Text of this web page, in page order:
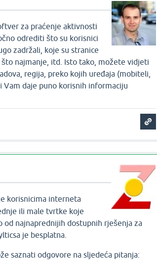
za praćenje aktivnosti
odrediti što su korisnici
zadržali, koje su stranice
najmanje, itd. Isto tako, možete vidjeti
regija, preko kojih uređaja (mobiteli,
daje puno korisnih informaciju
korisnicima interneta
ili male tvrtke koje
najnaprednijih dostupnih rješenja za
je besplatna.
saznati odgovore na sljedeća pitanja: